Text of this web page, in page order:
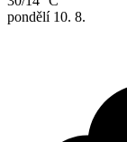
pondělí 10. 8.